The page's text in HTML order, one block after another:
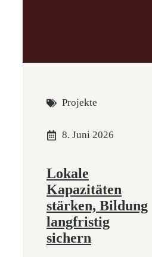
Projekte
8. Juni 2026
Lokale
Kapazitäten
stärken, Bildung
langfristig
sichern